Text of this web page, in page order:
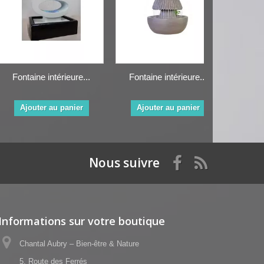
Fontaine intérieure...
Ajouter au panier
Fontaine intérieure...
Ajouter au panier
Nous suivre
Informations sur votre boutique
Chantal Aubry – Bien-être & Nature
5, Route des Ferrés